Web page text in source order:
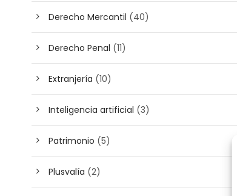
Derecho Mercantil (40)
Derecho Penal (11)
Extranjería (10)
Inteligencia artificial (3)
Patrimonio (5)
Plusvalía (2)